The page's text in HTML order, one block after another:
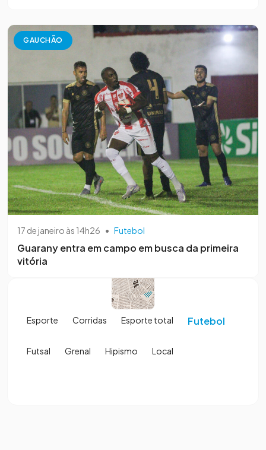
GAUCHÃO
17 de janeiro às 14h26 • Futebol
Guarany entra em campo em busca da primeira
vitória
Esporte Corridas Esporte total Futebol
Futsal Grenal Hipismo Local